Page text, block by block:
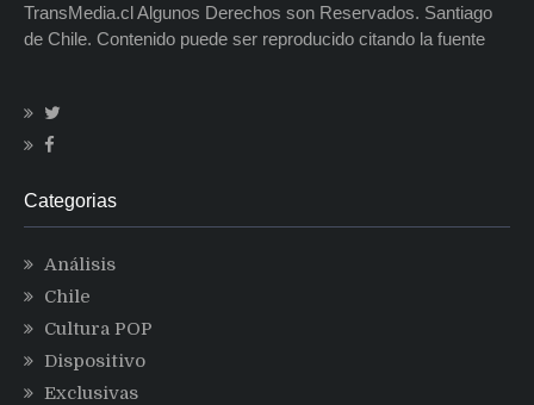
TransMedia.cl Algunos Derechos son Reservados. Santiago
de Chile. Contenido puede ser reproducido citando la fuente
Categorias
Análisis
Chile
Cultura POP
Dispositivo
Exclusivas